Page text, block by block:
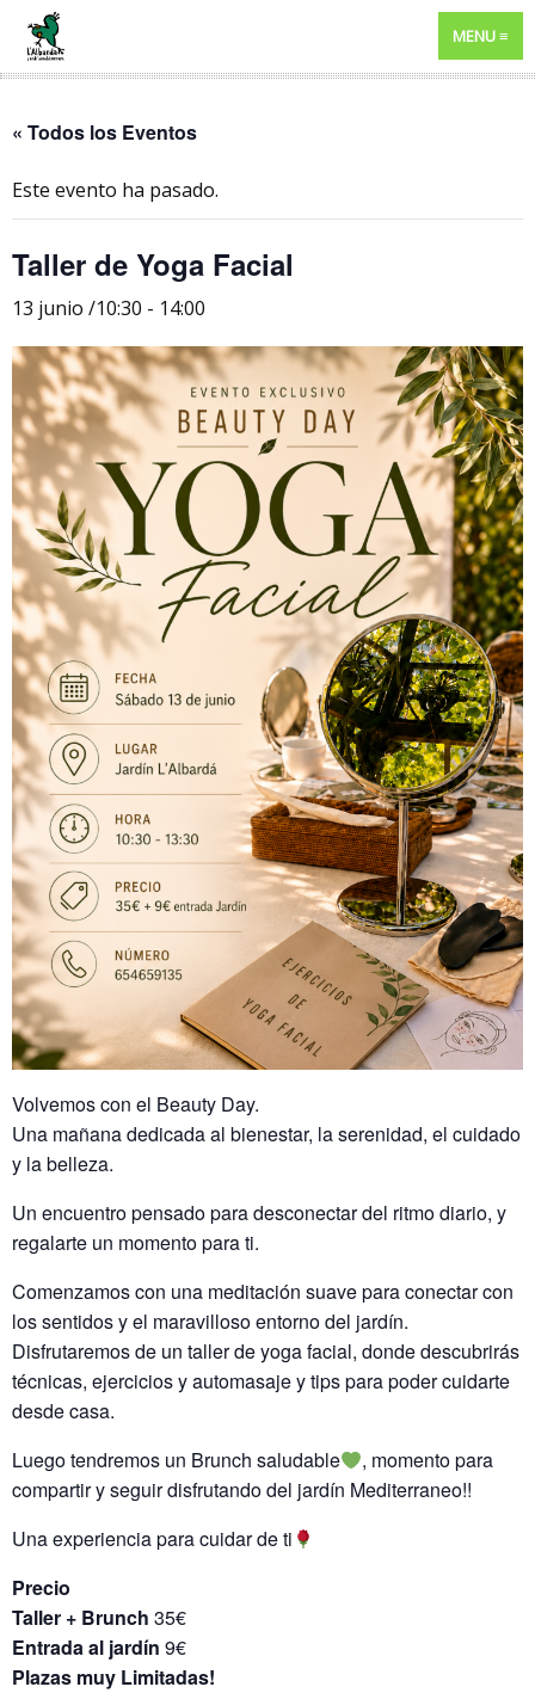
MENU
« Todos los Eventos
Este evento ha pasado.
Taller de Yoga Facial
13 junio /10:30 - 14:00
Volvemos con el Beauty Day.
Una mañana dedicada al bienestar, la serenidad, el cuidado
y la belleza.
Un encuentro pensado para desconectar del ritmo diario, y
regalarte un momento para ti.
Comenzamos con una meditación suave para conectar con
los sentidos y el maravilloso entorno del jardín.
Disfrutaremos de un taller de yoga facial, donde descubrirás
técnicas, ejercicios y automasaje y tips para poder cuidarte
desde casa.
Luego tendremos un Brunch saludable
, momento para
compartir y seguir disfrutando del jardín Mediterraneo!!
Una experiencia para cuidar de ti
Precio
Taller + Brunch 35€
Entrada al jardín 9€
Plazas muy Limitadas!